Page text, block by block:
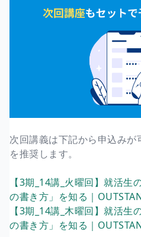
次回講義は下記から申込み
を推奨します。
【3期_14講_火曜回】就活生
の書き方」を知る｜
【3期_14講_木曜回】就活生
の書き方」を知る｜